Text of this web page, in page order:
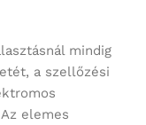
mindig
a szellőzési
elemes